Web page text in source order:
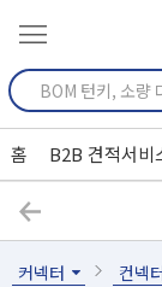
홈 B2B 견적서비
커넥터 컨넥